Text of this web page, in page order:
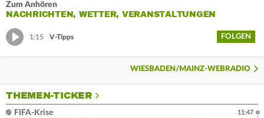
Zum Anhören
NACHRICHTEN, WETTER, VERANSTALTUNGEN
1:15 V-Tipps FOLGEN
WIESBADEN/MAINZ-WEBRADIO
THEMEN-TICKER
FIFA-Krise
11:47